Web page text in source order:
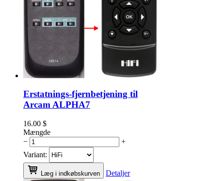
Erstatnings-fjernbetjening til
Arcam ALPHA7
16.00 $
Mængde
−
+
Variant:
Læg i indkøbskurven Detaljer